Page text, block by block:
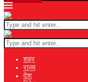
शहर
राज्य
देश